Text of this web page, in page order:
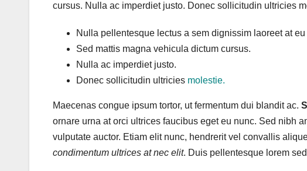
cursus. Nulla ac imperdiet justo. Donec sollicitudin ultricies
Nulla pellentesque lectus a sem dignissim laoreet at eu
Sed mattis magna vehicula dictum cursus.
Nulla ac imperdiet justo.
Donec sollicitudin ultricies molestie.
Maecenas congue ipsum tortor, ut fermentum dui blandit ac.
ornare urna at orci ultrices faucibus eget eu nunc. Sed nibh
vulputate auctor. Etiam elit nunc, hendrerit vel convallis
condimentum ultrices at nec elit. Duis pellentesque lorem